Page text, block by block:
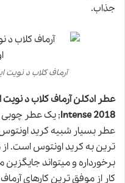
جذاب.
آرماف کلاب د
Intense 2018; یک عطر چوبی و
عطر بسیار شبیه کرید
ترین به کرید اونتوس است.
برخورداره و میتواند
کار از موفق ترین کارهای